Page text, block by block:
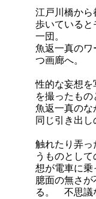
江戸川橋か
歩いていると
一団。
魚返一真の
つ画廊へ。
性的な妄想を
を撮ったもの
魚返一真のな
同じ引き出し
触れたり弄っ
うものとし
想が電車に乗
臆面の無さ
る。 不思議